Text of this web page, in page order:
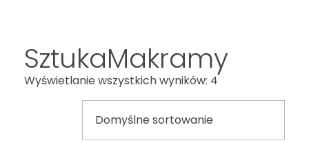
SztukaMakramy
Wyświetlanie wszystkich wyników: 4